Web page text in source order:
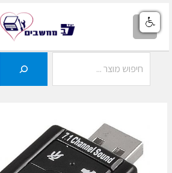
דילוג
לתוכן
MAIN